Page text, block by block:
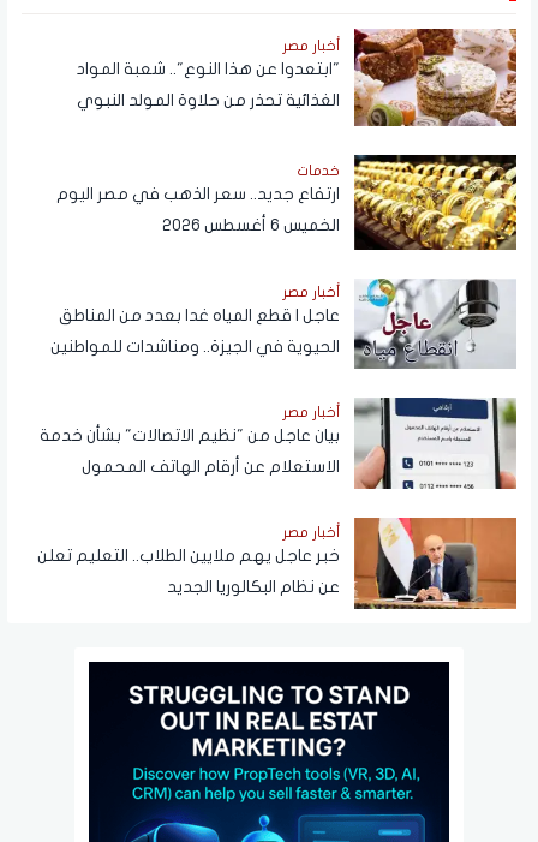
أخبار مصر
"ابتعدوا عن هذا النوع".. شعبة المواد
الغذائية تحذر من حلاوة المولد النبوي
خدمات
ارتفاع جديد.. سعر الذهب في مصر اليوم
الخميس 6 أغسطس 2026
أخبار مصر
عاجل | قطع المياه غدا بعدد من المناطق
الحيوية في الجيزة.. ومناشدات للمواطنين
أخبار مصر
بيان عاجل من "نظيم الاتصالات" بشأن خدمة
الاستعلام عن أرقام الهاتف المحمول
NTRA
أخبار مصر
خبر عاجل يهم ملايين الطلاب.. التعليم تعلن
عن نظام البكالوريا الجديد